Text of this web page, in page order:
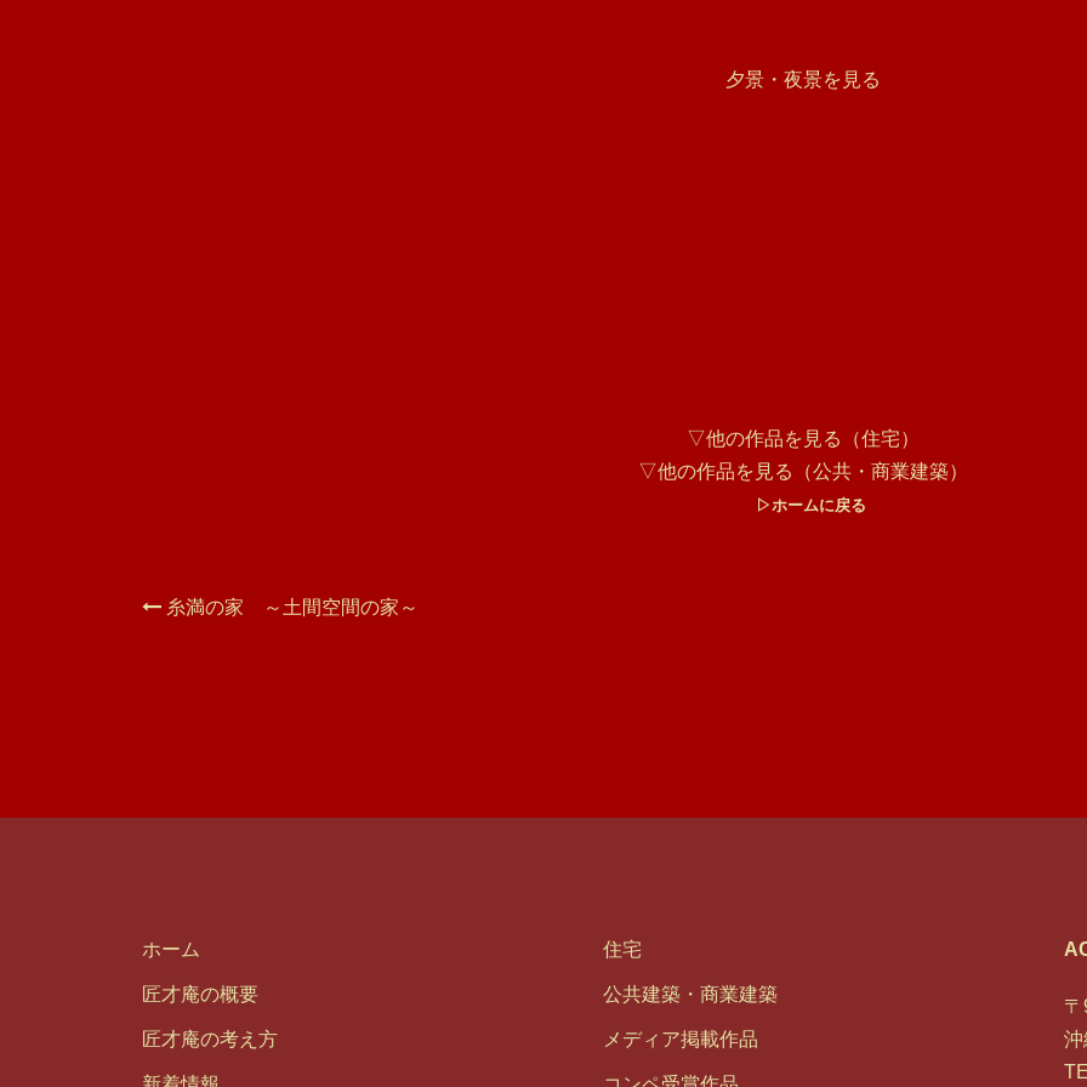
夕景・夜景を見る
▽他の作品を見る（住宅）
▽他の作品を見る（公共・商業建築）
▷ホームに戻る
投
シ
ョ
糸満の家 ～土間空間の家～
ホーム
匠才庵の概要
匠才庵の考え方
住宅
公共建築・商業建築
メディア掲載作品
沖